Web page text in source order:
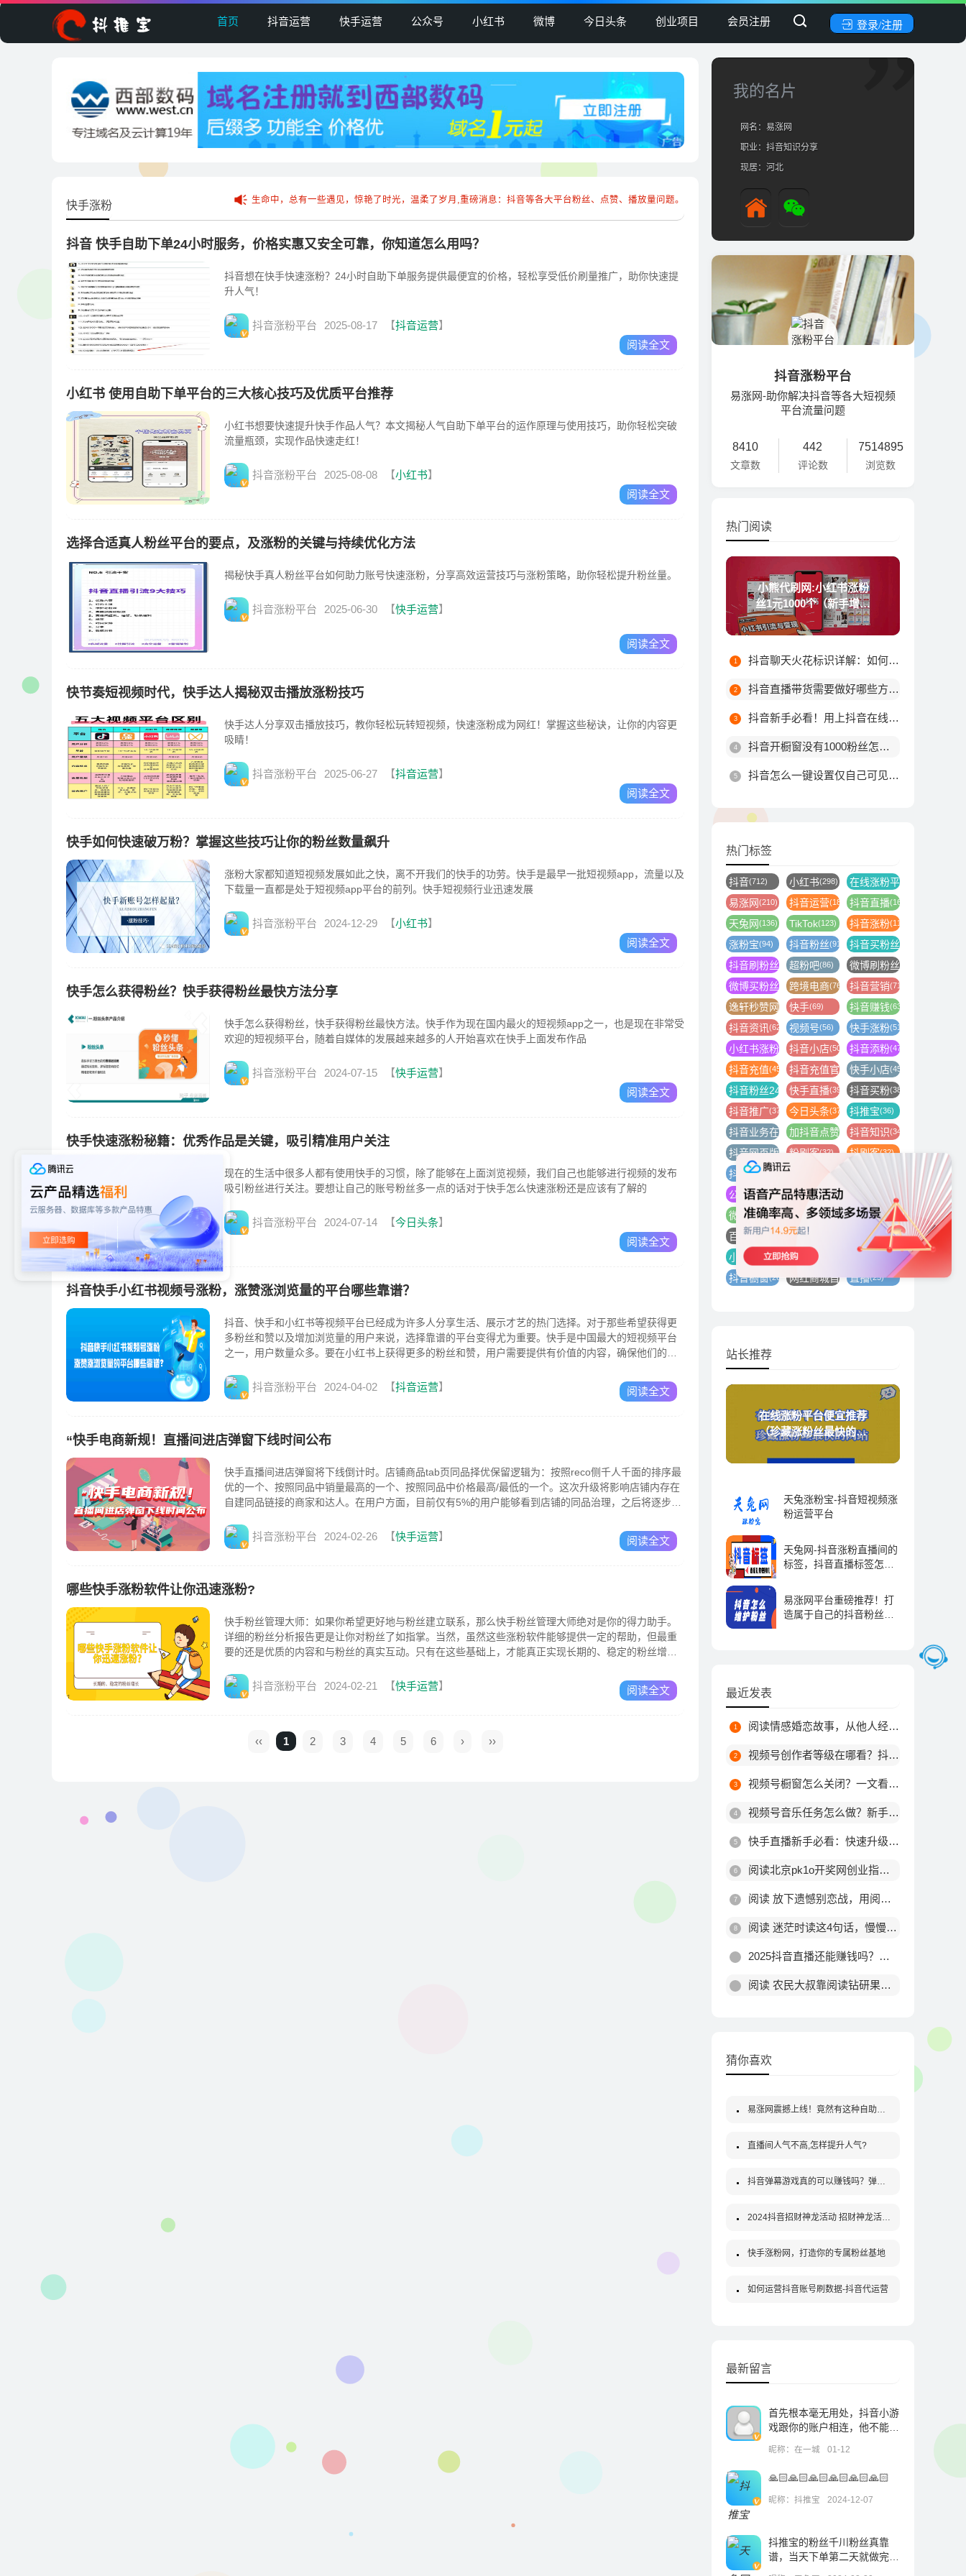
首页 抖音运营 快手运营 公众号 小红书 微博 今日头条 创业项目 会员注册 登录/注册
快手涨粉 生命中，总有一些遇见，惊艳了时光，温柔了岁月,重磅消息：抖音等各大平台粉丝、点赞、播放量问题。
抖音 快手自助下单24小时服务，价格实惠又安全可靠，你知道怎么用吗？
抖音想在快手快速涨粉？24小时自助下单服务提供最便宜的价格，轻松享受低价刷量推广，助你快速提
升人气！
抖音涨粉平台 2025-08-17 【抖音运营】
阅读全文
小红书 使用自助下单平台的三大核心技巧及优质平台推荐
小红书想要快速提升快手作品人气？本文揭秘人气自助下单平台的运作原理与使用技巧，助你轻松突破
流量瓶颈，实现作品快速走红！
抖音涨粉平台 2025-08-08 【小红书】
阅读全文
选择合适真人粉丝平台的要点，及涨粉的关键与持续优化方法
揭秘快手真人粉丝平台如何助力账号快速涨粉，分享高效运营技巧与涨粉策略，助你轻松提升粉丝量。
抖音涨粉平台 2025-06-30 【快手运营】
阅读全文
快节奏短视频时代，快手达人揭秘双击播放涨粉技巧
快手达人分享双击播放技巧，教你轻松玩转短视频，快速涨粉成为网红！掌握这些秘诀，让你的内容更
吸睛！
抖音涨粉平台 2025-06-27 【抖音运营】
阅读全文
快手如何快速破万粉？掌握这些技巧让你的粉丝数量飙升
涨粉大家都知道短视频发展如此之快，离不开我们的快手的功劳。快手是最早一批短视频app，流量以及
下载量一直都是处于短视频app平台的前列。快手短视频行业迅速发展
抖音涨粉平台 2024-12-29 【小红书】
阅读全文
快手怎么获得粉丝？快手获得粉丝最快方法分享
快手怎么获得粉丝，快手获得粉丝最快方法。快手作为现在国内最火的短视频app之一，也是现在非常受
欢迎的短视频平台，随着自媒体的发展越来越多的人开始喜欢在快手上面发布作品
抖音涨粉平台 2024-07-15 【快手运营】
阅读全文
快手快速涨粉秘籍：优秀作品是关键，吸引精准用户关注
现在的生活中很多人都有使用快手的习惯，除了能够在上面浏览视频，我们自己也能够进行视频的发布
吸引粉丝进行关注。要想让自己的账号粉丝多一点的话对于快手怎么快速涨粉还是应该有了解的
抖音涨粉平台 2024-07-14 【今日头条】
阅读全文
抖音快手小红书视频号涨粉，涨赞涨浏览量的平台哪些靠谱？
抖音、快手和小红书等视频平台已经成为许多人分享生活、展示才艺的热门选择。对于那些希望获得更
多粉丝和赞以及增加浏览量的用户来说，选择靠谱的平台变得尤为重要。快手是中国最大的短视频平台
之一，用户数量众多。要在小红书上获得更多的粉丝和赞，用户需要提供有价值的内容，确保他们的帖
抖音涨粉平台 2024-04-02 【抖音运营】 阅读全文
“快手电商新规！直播间进店弹窗下线时间公布
快手直播间进店弹窗将下线倒计时。店铺商品tab页同品择优保留逻辑为：按照reco侧千人千面的排序最
优的一个、按照同品中销量最高的一个、按照同品中价格最高/最低的一个。这次升级将影响店铺内存在
自建同品链接的商家和达人。在用户方面，目前仅有5%的用户能够看到店铺的同品治理，之后将逐步扩
抖音涨粉平台 2024-02-26 【快手运营】 阅读全文
哪些快手涨粉软件让你迅速涨粉?
快手粉丝管理大师：如果你希望更好地与粉丝建立联系，那么快手粉丝管理大师绝对是你的得力助手。
详细的粉丝分析报告更是让你对粉丝了如指掌。当然，虽然这些涨粉软件能够提供一定的帮助，但最重
要的还是优质的内容和与粉丝的真实互动。只有在这些基础上，才能真正实现长期的、稳定的粉丝增
抖音涨粉平台 2024-02-21 【快手运营】 阅读全文
‹‹ 1 2 3 4 5 6 › ››
我的名片
网名：易涨网
职业：抖音知识分享
现居：河北
抖音涨粉平台
易涨网-助你解决抖音等各大短视频
平台流量问题
8410
文章数
442
评论数
7514895
浏览数
热门阅读
小熊代刷网:小红书涨粉
丝1元1000个（新手增加
粉丝技巧）
抖音聊天火花标识详解：如何触发不同颜色火花及最高等级规则
抖音直播带货需要做好哪些方面?
抖音新手必看！用上抖音在线涨粉平台这10个技巧，粉丝量由你决定！
抖音开橱窗没有1000粉丝怎么办
抖音怎么一键设置仅自己可见？详细步骤教你轻松搞定
热门标签
抖音(712) 小红书(298) 在线涨粉平台
易涨网(210) 抖音运营(187) 抖音直播(164)
天兔网(136) TikTok(123) 抖音涨粉(116)
涨粉宝(94) 抖音粉丝(91) 抖音买粉丝
抖音刷粉丝 (88)超粉吧(86) 微博刷粉丝
微博买粉丝 (86)跨境电商(76) 抖音营销(71)
逸轩秒赞网 (70)快手(69) 抖音赚钱(63)
抖音资讯(62) 视频号(56) 快手涨粉(51)
小红书涨粉 (50)抖音小店(50) 抖音添粉(47)
抖音充值(45) 抖音充值官方 (45)
快手小店(45)
抖音粉丝24小时下单(40)
快手直播(39) 抖音买粉(38)
抖音推广(37) 今日头条(37) 抖推宝(36)
抖音业务在线下单平台(35)
加抖音点赞 (35)抖音知识(34)
抖音网页版 (33)粉刷客(32) 抖刷客(32)
抖音视频上热门小熊代刷网 (32)
公众号粉丝(31)抖音直播间(31) 小红书怎么开店 (30)
微信视频号(30)互联网创业(29)抖音播放量 (29)
百家号粉丝怎么涨
tiktok 快手怎么买粉丝(26)
小红书代运营(26)
抖音举报
抖音橱窗(26) 网红商城自助下单(25)
直播(25)
站长推荐
在线涨粉平台便宜推荐
（珍藏涨粉丝最快的网
天兔涨粉宝-抖音短视频涨
粉运营平台
天兔网-抖音涨粉直播间的
标签，抖音直播标签怎么
易涨网平台重磅推荐！打
造属于自己的抖音粉丝帝
最近发表
阅读情感婚恋故事，从他人经历中领悟人生之道
视频号创作者等级在哪看？抖音等级权益查看方法
视频号橱窗怎么关闭？一文看懂关闭步骤与注意事项
视频号音乐任务怎么做？新手接单赚钱全攻略
快手直播新手必看：快速升级到2级的实用技巧
阅读北京pk1o开奖网创业指南，普通人低成本逆袭的赛道
阅读 放下遗憾别恋战，用阅读开启新局
阅读 迷茫时读这4句话，慢慢来，一切都会好起来
2025抖音直播还能赚钱吗？海外版TikTok机会与风险解析
阅读 农民大叔靠阅读钻研果树种植，低风险创业年入稳增
猜你喜欢
易涨网震撼上线！竟然有这种自助下单的秘密武器？
直播间人气不高,怎样提升人气?
抖音弹幕游戏真的可以赚钱吗？弹幕游戏报白申请入口
2024抖音招财神龙活动 招财神龙活动入口 领666元
快手涨粉网，打造你的专属粉丝基地
如何运营抖音账号刷数据-抖音代运营
最新留言
首先根本毫无用处，抖音小游
戏跟你的账户相连，他不能作
就改变不了，一旦输入未成年
昵称：在一城 01-12
🙏🏻🙏🏻🙏🏻🙏🏻🙏🏻🙏🏻
昵称：抖推宝 2024-12-07
抖推宝的粉丝千川粉丝真靠
谱，当天下单第二天就做完